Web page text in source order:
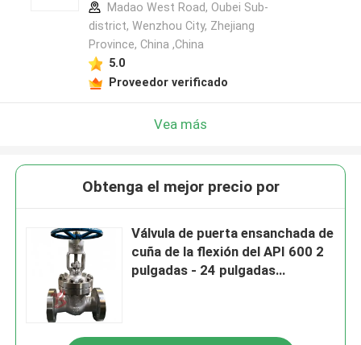
Madao West Road, Oubei Sub-
district, Wenzhou City, Zhejiang
Province, China ,China
5.0
Proveedor verificado
Vea más
Obtenga el mejor precio por
Válvula de puerta ensanchada de
cuña de la flexión del API 600 2
pulgadas - 24 pulgadas